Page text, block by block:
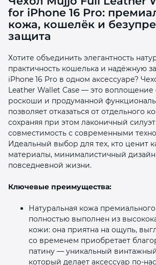
for iPhone 16 Pro:
кожа, кошелёк и
защита
Хотите объединить элегантность
практичность кошелька и надёжную
iPhone 16 Pro в одном аксессуаре?
Leather Wallet Case — это
роскоши и продуманной
позволяет отказаться от отдельного
сохраняя при этом лаконичный
совместимость с современными
Идеальный выбор для тех, кто ценит
материалы, минималистичный дизайн
повседневной жизни.
Ключевые преимущества:
Натуральная кожа премиального
полностью выполнен из
кожи: она приятна на ощупь,
со временем приобретает
патину — уникальный
который делает аксессуар
раз